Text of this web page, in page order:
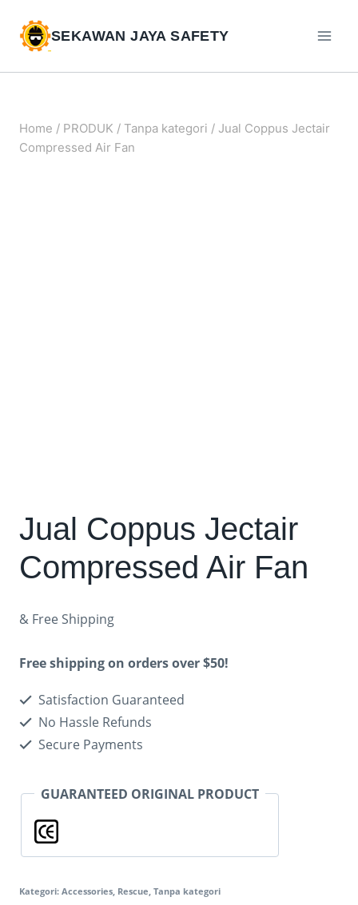
SEKAWAN JAYA SAFETY
Home / PRODUK / Tanpa kategori / Jual Coppus Jectair
Compressed Air Fan
Jual Coppus Jectair
Compressed Air Fan
& Free Shipping
Free shipping on orders over $50!
Satisfaction Guaranteed
No Hassle Refunds
Secure Payments
GUARANTEED ORIGINAL PRODUCT
Kategori: Accessories Rescue Tanpa kategori